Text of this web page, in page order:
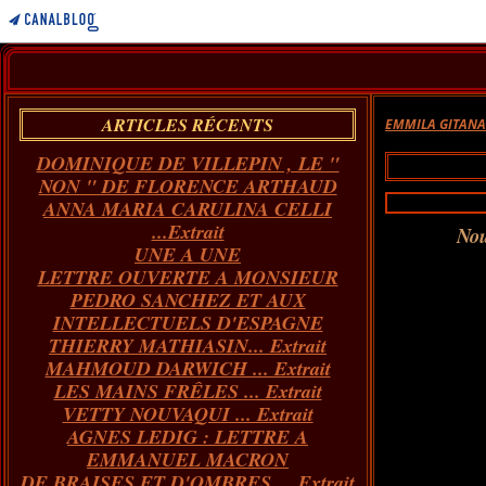
ARTICLES RÉCENTS
DOMINIQUE DE VILLEPIN , LE "
NON " DE FLORENCE ARTHAUD
ANNA MARIA CARULINA CELLI
...Extrait
UNE A UNE
LETTRE OUVERTE A MONSIEUR
PEDRO SANCHEZ ET AUX
INTELLECTUELS D'ESPAGNE
THIERRY MATHIASIN... Extrait
MAHMOUD DARWICH ... Extrait
LES MAINS FRÊLES ... Extrait
VETTY NOUVAQUI ... Extrait
AGNES LEDIG : LETTRE A
EMMANUEL MACRON
EMMILA GITANA